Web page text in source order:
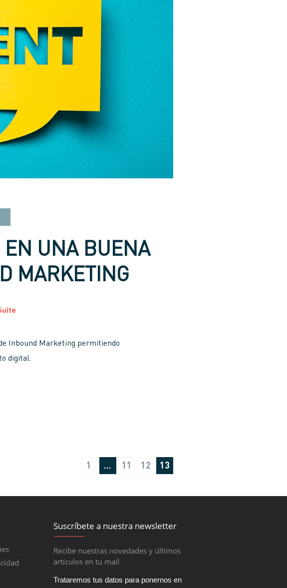
EN UNA BUENA
MARKETING
Inbound Marketing permitiendo
digital.
1 … 11 12 13
Suscríbete a nuestra newsletter
Recibe nuestras novedades y últimos
artículos en tu mail
Trataremos tus datos para ponernos en